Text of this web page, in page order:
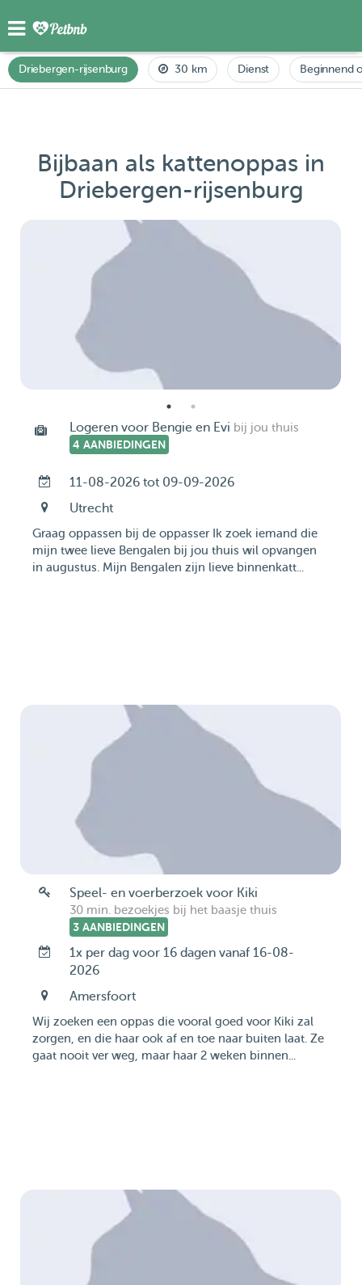
Driebergen-rijsenburg 30 km Dienst Beginnend
Bijbaan als kattenoppas in
Driebergen-rijsenburg
Logeren voor Bengie en Evi bij jou thuis
4 AANBIEDINGEN
11-08-2026 tot 09-09-2026
Utrecht
Graag oppassen bij de oppasser Ik zoek iemand die
mijn twee lieve Bengalen bij jou thuis wil opvangen
in augustus. Mijn Bengalen zijn lieve binnenkatt...
Speel- en voerberzoek voor Kiki
30 min. bezoekjes bij het baasje thuis
3 AANBIEDINGEN
1x per dag voor 16 dagen vanaf 16-08-
2026
Amersfoort
Wij zoeken een oppas die vooral goed voor Kiki zal
zorgen, en die haar ook af en toe naar buiten laat. Ze
gaat nooit ver weg, maar haar 2 weken binnen...